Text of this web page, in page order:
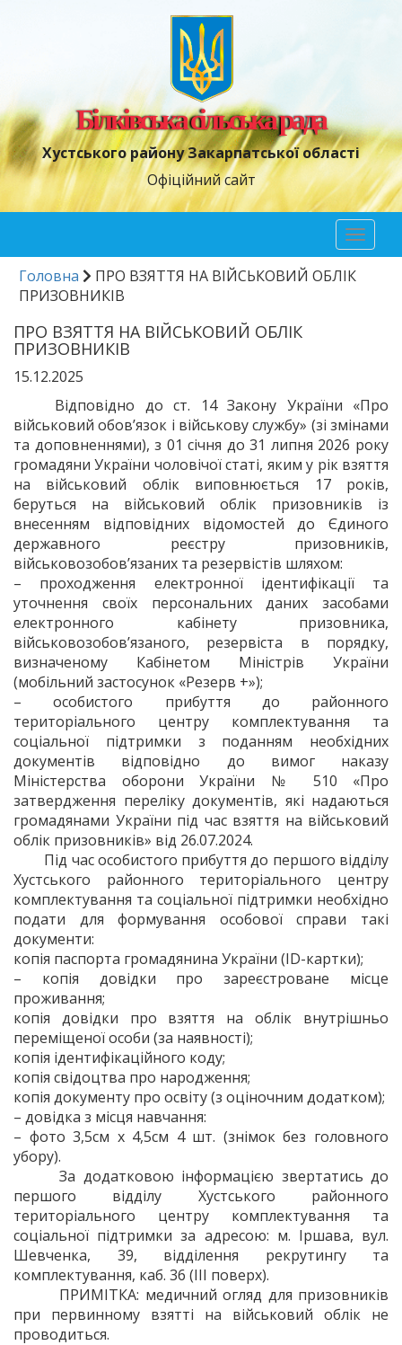
Білківська сільська рада
Хустського району Закарпатської області
Офіційний сайт
Toggle
Головна
ПРО ВЗЯТТЯ НА ВІЙСЬКОВИЙ ОБЛІК
ПРИЗОВНИКІВ
ПРО ВЗЯТТЯ НА ВІЙСЬКОВИЙ ОБЛІК
ПРИЗОВНИКІВ
15.12.2025
Відповідно до ст. 14 Закону України «Про
військовий обов’язок і військову службу» (зі змінами
та доповненнями), з 01 січня до 31 липня 2026 року
громадяни України чоловічої статі, яким у рік взяття
на військовий облік виповнюється 17 років,
беруться на військовий облік призовників із
внесенням відповідних відомостей до Єдиного
державного реєстру призовників,
військовозобов’язаних та резервістів шляхом:
– проходження електронної ідентифікації та
уточнення своїх персональних даних засобами
електронного кабінету призовника,
військовозобов’язаного, резервіста в порядку,
визначеному Кабінетом Міністрів України
(мобільний застосунок «Резерв +»);
– особистого прибуття до районного
територіального центру комплектування та
соціальної підтримки з поданням необхідних
документів відповідно до вимог наказу
Міністерства оборони України № 510 «Про
затвердження переліку документів, які надаються
громадянами України під час взяття на військовий
облік призовників» від 26.07.2024.
Під час особистого прибуття до першого відділу
Хустського районного територіального центру
комплектування та соціальної підтримки необхідно
подати для формування особової справи такі
документи:
копія паспорта громадянина України (ID-картки);
– копія довідки про зареєстроване місце
проживання;
копія довідки про взяття на облік внутрішньо
переміщеної особи (за наявності);
копія ідентифікаційного коду;
копія свідоцтва про народження;
копія документу про освіту (з оціночним додатком);
– довідка з місця навчання:
– фото 3,5см х 4,5см 4 шт. (знімок без головного
убору).
За додатковою інформацією звертатись до
першого відділу Хустського районного
територіального центру комплектування та
соціальної підтримки за адресою: м. Іршава, вул.
Шевченка, 39, відділення рекрутингу та
комплектування, каб. 36 (III поверх).
ПРИМІТКА: медичний огляд для призовників
при первинному взятті на військовий облік не
проводиться.